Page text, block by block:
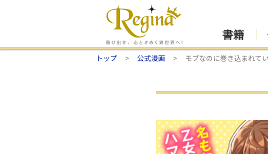
書籍
トップ 公式漫画 モブなのに巻き込まれて